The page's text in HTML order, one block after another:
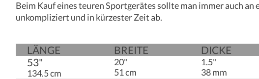
Beim Kauf eines teuren Sportgerätes sollte man immer auch
unkompliziert und in kürzester Zeit ab.
LÄNGE BREITE DICKE
53"
134.5 cm
20"
51 cm
1.5"
38 mm